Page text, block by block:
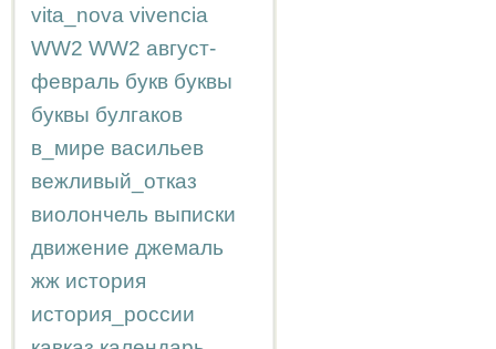
vita_nova vivencia
WW2 WW2 август-
февраль букв буквы
буквы булгаков
в_мире васильев
вежливый_отказ
виолончель выписки
движение джемаль
жж история
история_россии